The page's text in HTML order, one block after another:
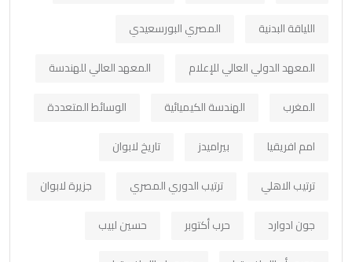
اللياقة البدنية
المصري البورسعيدي
المعهد الدولي العالي للإعلام
المعهد العالي للهندسة
المغرب
الهندسة الكيميائية
الوسائط المتعددة
امم افريقيا
بيراميدز
تاريخ لابوان
ترتيب الاهلي
ترتيب الدوري المصري
جزيرة لابوان
جون ادوارد
حرب أكتوبر
حسين لبيب